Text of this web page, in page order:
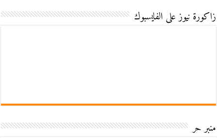
زاكورة نيوز على الفايسبوك
منبر حر